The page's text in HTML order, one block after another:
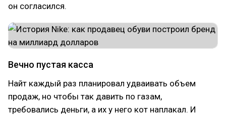
он согласился.
Вечно пустая касса
Найт каждый раз планировал удваивать объем
продаж, но чтобы так давить по газам,
требовались деньги, а их у него кот наплакал. И